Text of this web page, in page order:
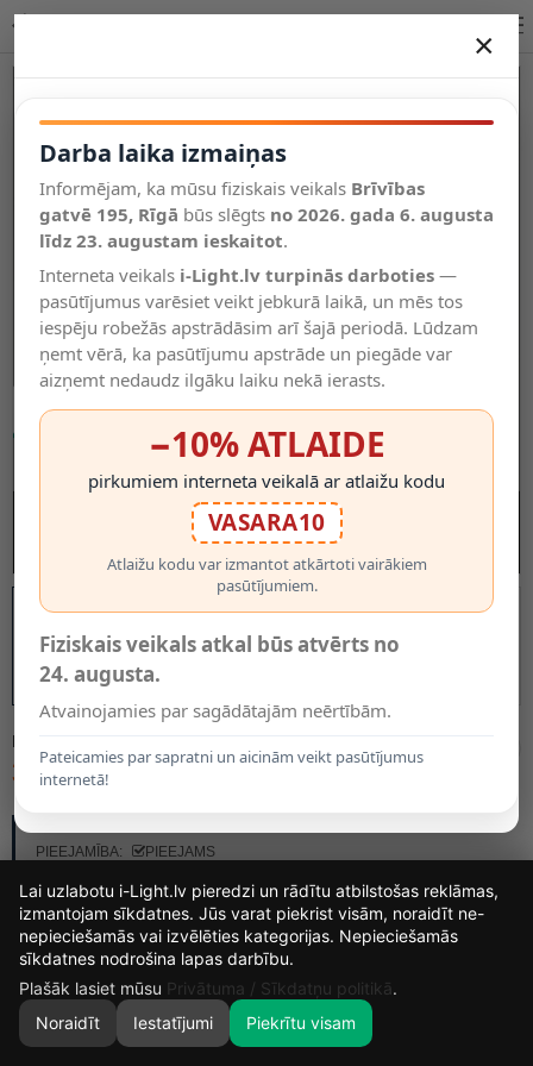
Salīdzināt
Vēlmju
saraksts
Valodas
0
-18%
MODELIS:
39.50€ 47.95€
PIEEJAMĪBA:
PIEEJAMS
×
Darba laika izmaiņas
Informējam, ka mūsu fiziskais veikals Brīvības
gatvē 195, Rīgā būs slēgts no 2026. gada 6. augusta
līdz 23. augustam ieskaitot.
Interneta veikals i-Light.lv turpinās darboties —
pasūtījumus varēsiet veikt jebkurā laikā, un mēs tos
iespēju robežās apstrādāsim arī šajā periodā. Lūdzam
ņemt vērā, ka pasūtījumu apstrāde un piegāde var
aizņemt nedaudz ilgāku laiku nekā ierasts.
−10% ATLAIDE
pirkumiem interneta veikalā ar atlaižu kodu
VASARA10
Atlaižu kodu var izmantot atkārtoti vairākiem
pasūtījumiem.
Fiziskais veikals atkal būs atvērts no
24. augusta.
Atvainojamies par sagādātajām neērtībām.
Pateicamies par sapratni un aicinām veikt pasūtījumus
internetā!
16
DIENAS
16
STUNDAS
0
MIN.
3
Lai uzlabotu i-Light.lv pieredzi un rādītu atbilstošas reklāmas,
izmantojam sīkdatnes. Jūs varat piekrist visām, noraidīt ne-
nepieciešamās vai izvēlēties kategorijas. Nepieciešamās
sīkdatnes nodrošina lapas darbību.
Plašāk lasiet mūsu Privātuma / Sīkdatņu politikā.
Noraidīt
Iestatījumi Piekrītu visam